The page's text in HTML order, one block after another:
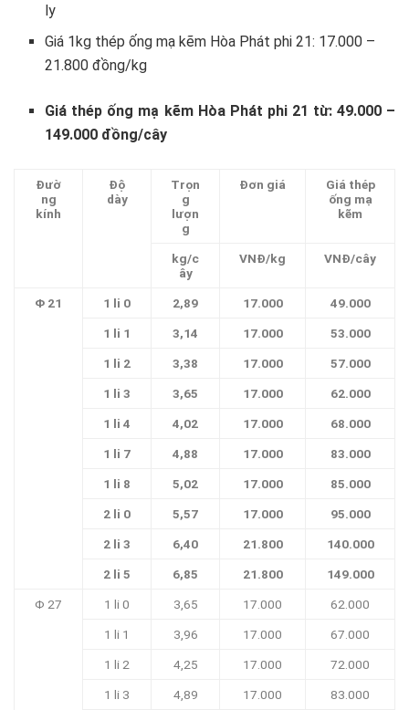
ly
Giá 1kg thép ống mạ kẽm Hòa Phát phi 21: 17.000 –
21.800 đồng/kg
Giá thép ống mạ kẽm Hòa Phát phi 21 từ: 49.000 –
149.000 đồng/cây
Đườ
ng
kính
Độ
dày
Trọn
g
lượn
g
Đơn giá
Giá thép
ống mạ
kẽm
kg/c
ây
VNĐ/kg VNĐ/cây
Φ 21 1 li 0 2,89 17.000 49.000
1 li 1 3,14 17.000 53.000
1 li 2 3,38 17.000 57.000
1 li 3 3,65 17.000 62.000
1 li 4 4,02 17.000 68.000
1 li 7 4,88 17.000 83.000
1 li 8 5,02 17.000 85.000
2 li 0 5,57 17.000 95.000
2 li 3 6,40 21.800 140.000
2 li 5 6,85 21.800 149.000
Φ 27 1 li 0 3,65 17.000 62.000
1 li 1 3,96 17.000 67.000
1 li 2 4,25 17.000 72.000
1 li 3 4,89 17.000 83.000